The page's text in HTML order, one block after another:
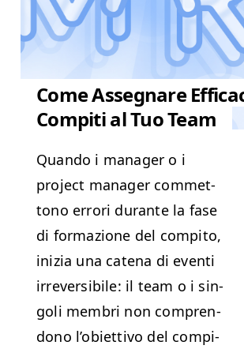
Come Assegnare
Compiti al Tuo Team
Quan­do i man­ag­er o i
project man­ag­er com­met­
tono errori durante la fase
di for­mazione del com­pi­to,
inizia una cate­na di even­ti
irre­versibile: il team o i sin­
goli mem­bri non com­pren­
dono l’o­bi­et­ti­vo del com­pi­